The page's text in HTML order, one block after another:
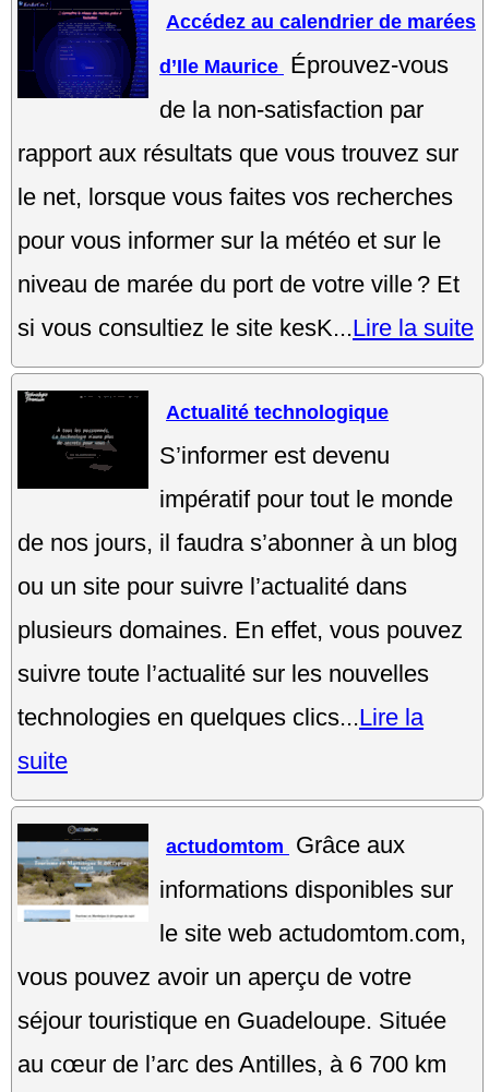
Accédez au calendrier de marées
d’Ile Maurice Éprouvez-vous
de la non-satisfaction par
rapport aux résultats que vous trouvez sur
le net, lorsque vous faites vos recherches
pour vous informer sur la météo et sur le
niveau de marée du port de votre ville ? Et
si vous consultiez le site kesK...Lire la suite
Actualité technologique
S’informer est devenu
impératif pour tout le monde
de nos jours, il faudra s’abonner à un blog
ou un site pour suivre l’actualité dans
plusieurs domaines. En effet, vous pouvez
suivre toute l’actualité sur les nouvelles
technologies en quelques clics...Lire la
suite
actudomtom
Grâce aux
informations disponibles sur
le site web actudomtom.com,
vous pouvez avoir un aperçu de votre
séjour touristique en Guadeloupe. Située
au cœur de l’arc des Antilles, à 6 700 km